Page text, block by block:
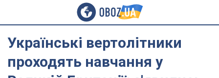
Українські вертолітники
проходять навчання у